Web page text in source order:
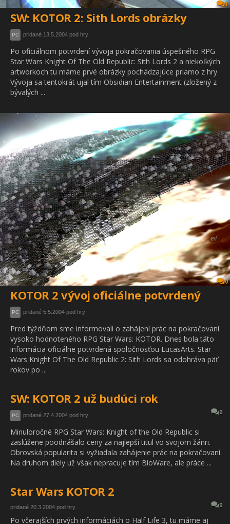
3
SW: KOTOR 2: Sith Lords obrázky
PC pridané 13.5.2004 pod hry
Po oficiálnom potvrdení vývoja pokračovania úspešného RPG
Star Wars Knight Of The Old Republic: Sith Lords 2 a niekoľkých
artworkoch tu máme prvé obrázky pochádzajúce priamo z hry.
Vývoja sa tentokrát ujal tím Obsidian Entertainment (zložený z
bývalých ...
0
KOTOR 2 vývoj oficiálne potvrdený
PC pridané 5.5.2004 pod hry
Pred týždňom sme informovali o zahájení prác na pokračovaní
vysoko hodnoteného RPG Star Wars: KOTOR. Dnes bola táto
informácia oficiálne potvrdená spoločnosťou LucasArts. Star
Wars Knight Of The Old Republic 2: Sith Lords sa odohráva päť
rokov po ...
SW: KOTOR 2 už budúci rok
0
PC pridané 27.4.2004 pod hry
Minuloročné RPG Star Wars: Knight of the Old Republic si
zaslúžene poodnášalo ceny za najlepší titul vo svojom žánri.
Obrovská popularita si vyžiadala zahájenie prác na pokračovaní.
Na druhom diely už však nepracuje tím BioWare, ale práce ...
Star Wars KOTOR 2
0
pridané 20.3.2004 pod hry
Po včerajších prvých informáciách o Half Life 3, tu máme aj